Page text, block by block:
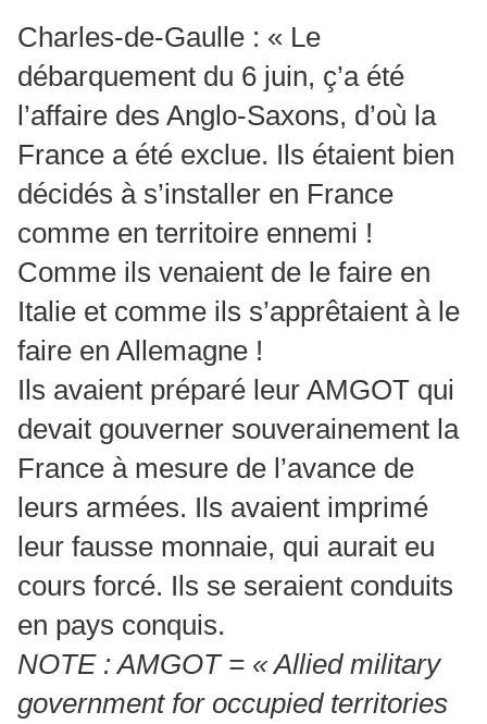
Charles-de-Gaulle : « Le
débarquement du 6 juin, ç’a été
l’affaire des Anglo-Saxons, d’où la
France a été exclue. Ils étaient bien
décidés à s’installer en France
comme en territoire ennemi !
Comme ils venaient de le faire en
Italie et comme ils s’apprêtaient à le
faire en Allemagne !
Ils avaient préparé leur AMGOT qui
devait gouverner souverainement la
France à mesure de l’avance de
leurs armées. Ils avaient imprimé
leur fausse monnaie, qui aurait eu
cours forcé. Ils se seraient conduits
en pays conquis.
NOTE : AMGOT = « Allied military
government for occupied territories